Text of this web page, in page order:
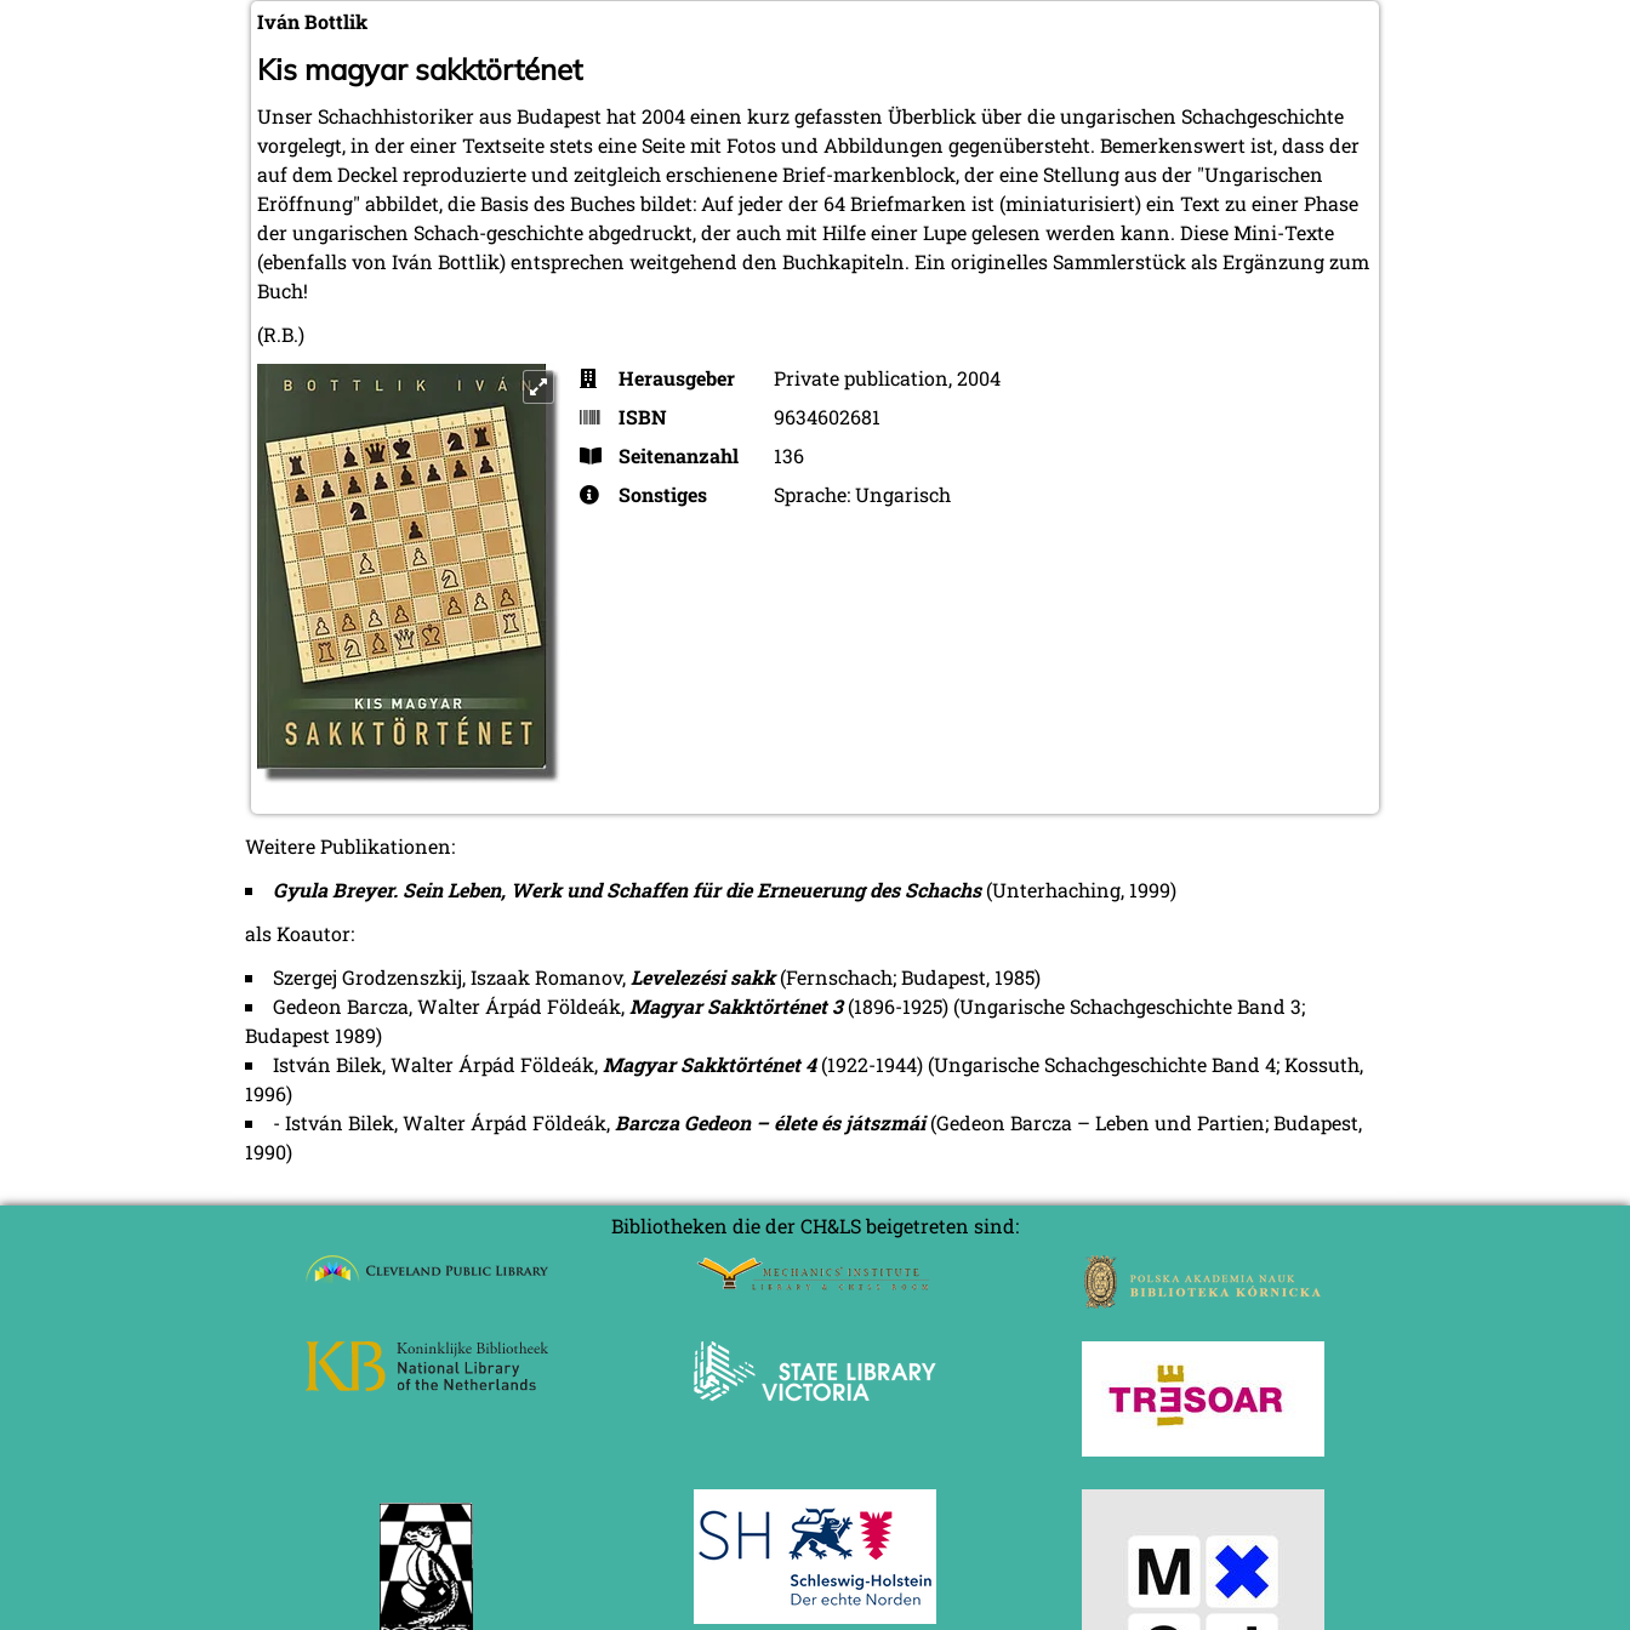
Iván Bottlik
Kis magyar sakktörténet
Unser Schachhistoriker aus Budapest hat 2004 einen kurz gefassten Überblick über die ungarischen Schachgeschichte
vorgelegt, in der einer Textseite stets eine Seite mit Fotos und Abbildungen gegenübersteht. Bemerkenswert ist, dass der
auf dem Deckel reproduzierte und zeitgleich erschienene Brief-markenblock, der eine Stellung aus der "Ungarischen
Eröffnung" abbildet, die Basis des Buches bildet: Auf jeder der 64 Briefmarken ist (miniaturisiert) ein Text zu einer Phase
der ungarischen Schach-geschichte abgedruckt, der auch mit Hilfe einer Lupe gelesen werden kann. Diese Mini-Texte
(ebenfalls von Iván Bottlik) entsprechen weitgehend den Buchkapiteln. Ein originelles Sammlerstück als Ergänzung zum
Buch!
(R.B.)
Herausgeber
Private publication, 2004
ISBN
9634602681
Seitenanzahl
136
Sonstiges
Sprache: Ungarisch
Weitere Publikationen:
Gyula Breyer. Sein Leben, Werk und Schaffen für die Erneuerung des Schachs(Unterhaching, 1999)
als Koautor:
Szergej Grodzenszkij, Iszaak Romanov,Levelezési sakk(Fernschach; Budapest, 1985)
Gedeon Barcza, Walter Árpád Földeák,Magyar Sakktörténet 3(1896-1925) (Ungarische Schachgeschichte Band 3;
Budapest 1989)
István Bilek, Walter Árpád Földeák,Magyar Sakktörténet 4(1922-1944) (Ungarische Schachgeschichte Band 4; Kossuth,
1996)
- István Bilek, Walter Árpád Földeák,Barcza Gedeon – élete és játszmái(Gedeon Barcza – Leben und Partien; Budapest,
1990)
Bibliotheken die der CH&LS beigetreten sind: